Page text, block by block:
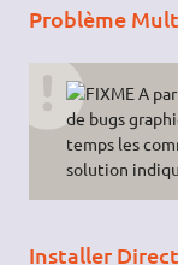
Problème
A
de bugs
temps les
solution
Installer